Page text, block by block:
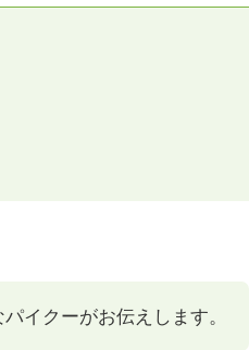
イクーがお伝えします。